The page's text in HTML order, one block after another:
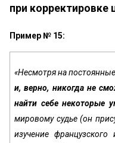
при корректировке
Пример № 15:
«Несмотря на
и, верно, никогда не
найти себе некоторые
мировому судье (он
изучение